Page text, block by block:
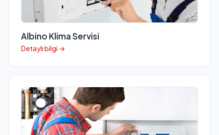
Albino Klima Servisi
Detaylı bilgi →